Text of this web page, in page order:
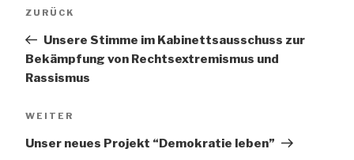
Vorheriger
ZURÜCK
Unsere Stimme im Kabinettsausschuss zur
Bekämpfung von Rechtsextremismus und
Rassismus
Nächster
WEITER
Unser neues Projekt “Demokratie leben”